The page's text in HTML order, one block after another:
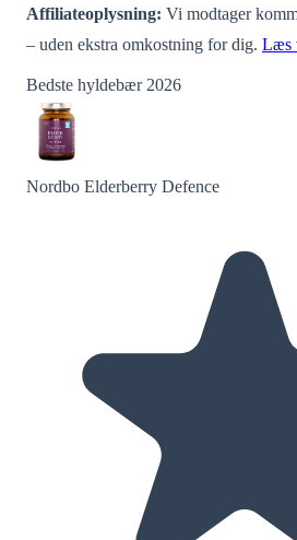
Affiliateoplysning: Vi modtager
– uden ekstra omkostning for dig. Læs
Bedste hyldebær 2026
Nordbo Elderberry Defence